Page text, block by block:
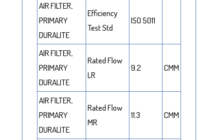
AIR FILTER,
PRIMARY
DURALITE
Efficiency
Test Std
ISO 5011
AIR FILTER,
PRIMARY
DURALITE
Rated Flow
LR
9.2 CMM
AIR FILTER,
PRIMARY
DURALITE
Rated Flow
MR
11.3 CMM